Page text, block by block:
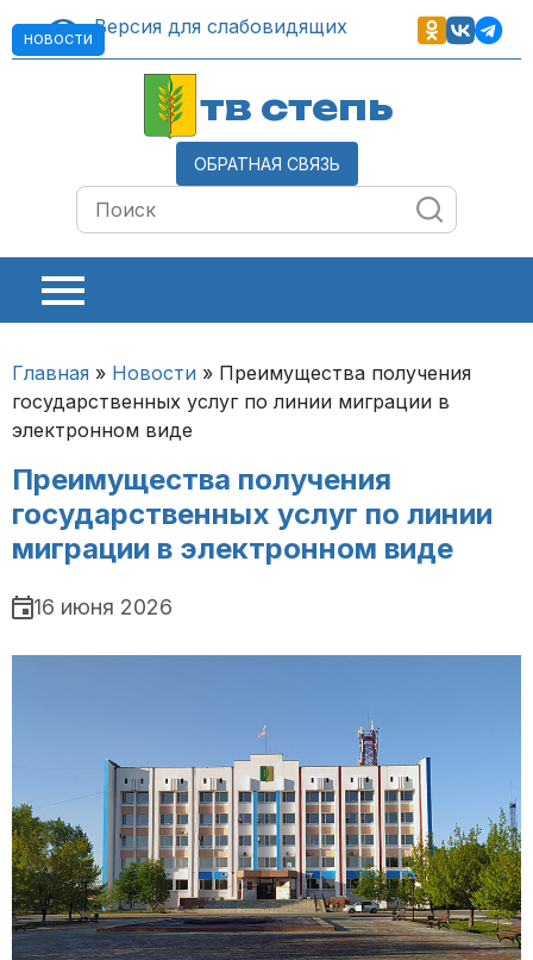
Версия для слабовидящих
тв степь
ОБРАТНАЯ СВЯЗЬ
Главная » Новости » Преимущества получения
государственных услуг по линии миграции в
электронном виде
Преимущества получения
государственных услуг по линии
миграции в электронном виде
НОВОСТИ
16 июня 2026